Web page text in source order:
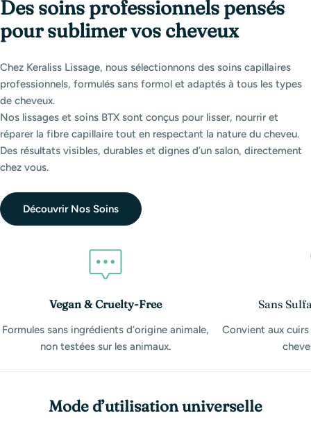
Des soins professionnels pensés
pour sublimer vos cheveux
Chez Keraliss Lissage, nous sélectionnons des soins capillaires
professionnels, formulés sans formol et adaptés à tous les types
de cheveux.
Nos lissages et soins BTX sont conçus pour lisser, nourrir et
réparer la fibre capillaire tout en respectant la nature du cheveu.
Des résultats visibles, durables et dignes d’un salon, directement
chez vous.
Découvrir Nos Soins
Vegan & Cruelty-Free
Formules sans ingrédients d’origine animale,
non testées sur les animaux.
Sans
Convient aux
Mode d’utilisation universelle